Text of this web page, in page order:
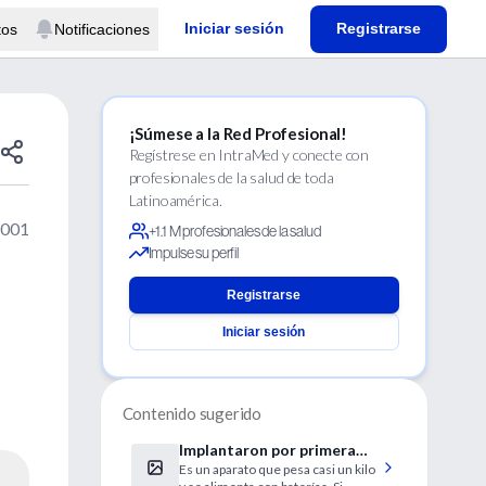
Notificaciones Iniciar sesión Registrarse
¡Súmese a la Red Profesional!
Regístrese en IntraMed y conecte con
profesionales de la salud de toda
Latinoamérica.
+1.1 M profesionales de la salud
Impulse su perfil
Registrarse
Iniciar sesión
Contenido sugerido
Implantaron por primera
vez un corazón artificial
Es un aparato que pesa casi un kilo